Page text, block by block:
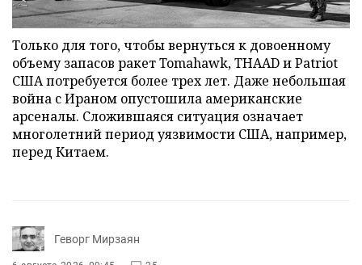
Только для того, чтобы вернуться к довоенному
объему запасов ракет Tomahawk, THAAD и Patriot
США потребуется более трех лет. Даже небольшая
война с Ираном опустошила американские
арсеналы. Сложившаяся ситуация означает
многолетний период уязвимости США, например,
перед Китаем.
Геворг Мирзаян